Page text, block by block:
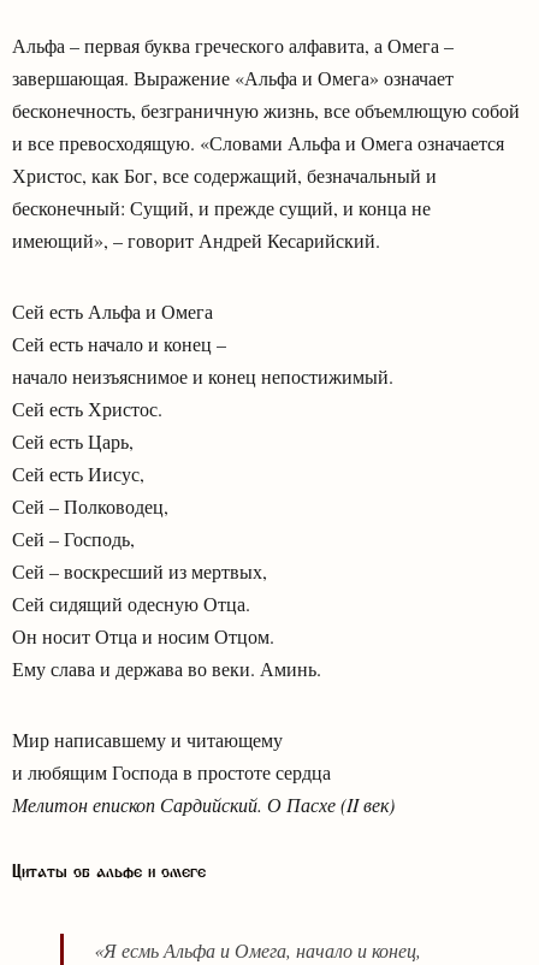
Альфа – первая буква греческого алфавита, а Омега –
завершающая. Выражение «Альфа и Омега» означает
бесконечность, безграничную жизнь, все объемлющую собой
и все превосходящую. «Словами Альфа и Омега означается
Христос, как Бог, все содержащий, безначальный и
бесконечный: Сущий, и прежде сущий, и конца не
имеющий», – говорит Андрей Кесарийский.
Сей есть Альфа и Омега
Сей есть начало и конец –
начало неизъяснимое и конец непостижимый.
Сей есть Христос.
Сей есть Царь,
Сей есть Иисус,
Сей – Полководец,
Сей – Господь,
Сей – воскресший из мертвых,
Сей сидящий одесную Отца.
Он носит Отца и носим Отцом.
Ему слава и держава во веки. Аминь.
Мир написавшему и читающему
и любящим Господа в простоте сердца
Мелитон епископ Сардийский. О Пасхе (II век)
Цитаты об альфе и омеге
«Я есмь Альфа и Омега, начало и конец,